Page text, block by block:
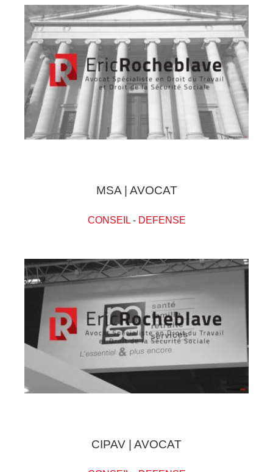
MSA | AVOCAT
CONSEIL- DEFENSE
CIPAV | AVOCAT